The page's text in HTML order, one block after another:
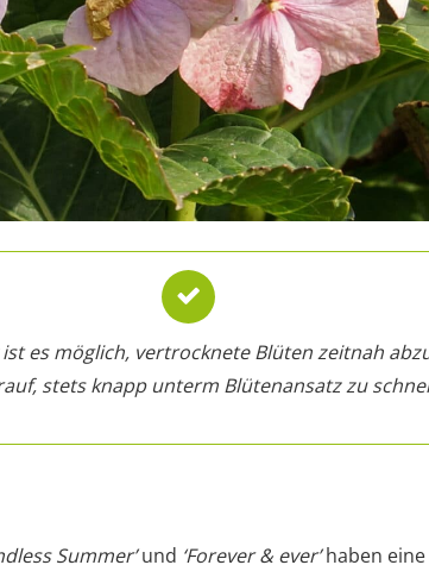
es möglich, vertrocknete Blüten zeitnah
stets knapp unterm Blütenansatz zu
Summer’und ‘Forever & ever’haben